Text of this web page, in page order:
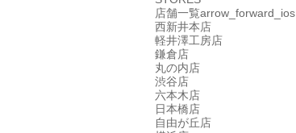
店舗一覧arrow_forward_ios
西新井本店
軽井澤工房店
鎌倉店
丸の内店
渋谷店
六本木店
日本橋店
自由が丘店